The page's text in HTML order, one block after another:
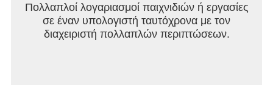
Πολλαπλοί λογαριασμοί παιχνιδιών ή εργασίες
σε έναν υπολογιστή ταυτόχρονα με τον
διαχειριστή πολλαπλών περιπτώσεων.